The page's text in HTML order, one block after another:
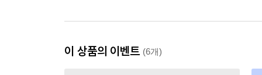
이 상품의 이벤트 (6개)